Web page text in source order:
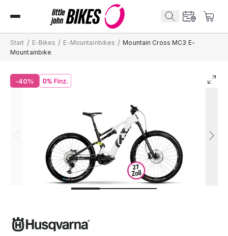
Start / E-Bikes / E-Mountainbikes / Mountain Cross MC3 E-
Mountainbike
-40%